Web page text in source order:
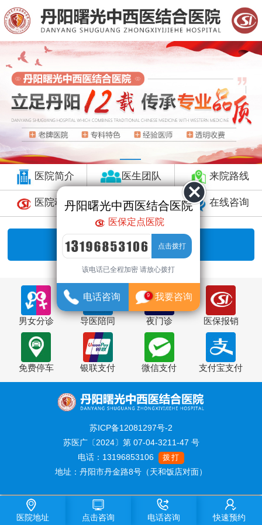
医院简介 医生团队 来院路线
医院动态 预约挂号 在线咨询
暂无数据，直接咨询！
男女分诊 导医陪同 夜门诊 医保报销
免费停车 银联支付 微信支付 支付宝支付
苏ICP备12081297号-2
苏医广〔2024〕第 07-04-3211-47 号
电话：13196853106
拨打
地址：丹阳市丹金路8号（天和饭店对面）
医院地址 点击咨询 电话咨询 快速预约
丹阳曙光中西医结合医院
医保定点医院
该电话已全程加密 请放心拨打
电话咨询 9 我要咨询